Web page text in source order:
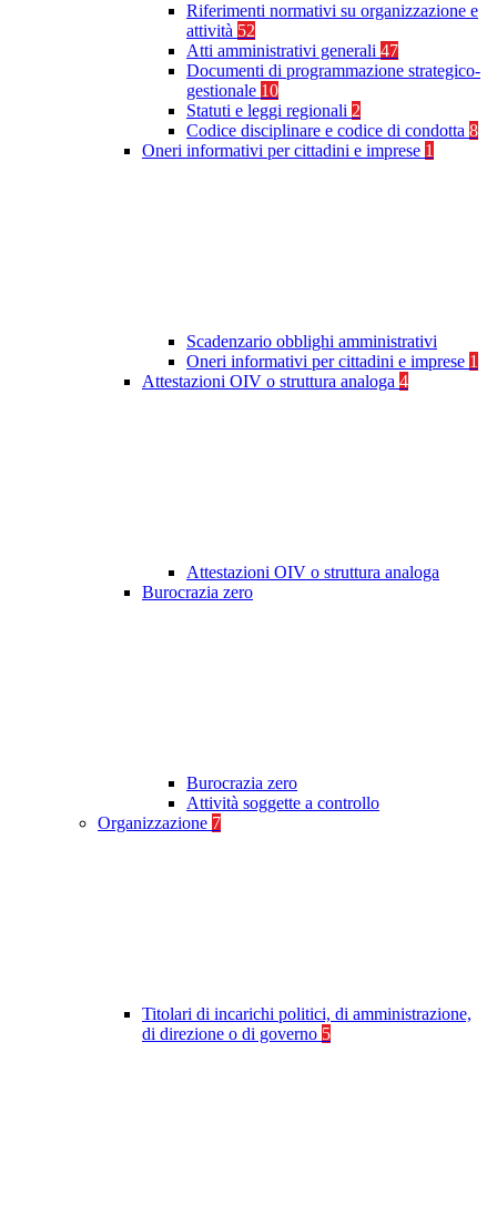
Riferimenti normativi su organizzazione e
attività 52
Atti amministrativi generali 47
Documenti di programmazione strategico-
gestionale 10
Statuti e leggi regionali 2
Codice disciplinare e codice di condotta 8
Oneri informativi per cittadini e imprese 1
Scadenzario obblighi amministrativi
Oneri informativi per cittadini e imprese 1
Attestazioni OIV o struttura analoga 4
Attestazioni OIV o struttura analoga
Burocrazia zero
Burocrazia zero
Attività soggette a controllo
Organizzazione 7
Titolari di incarichi politici, di amministrazione,
di direzione o di governo 5